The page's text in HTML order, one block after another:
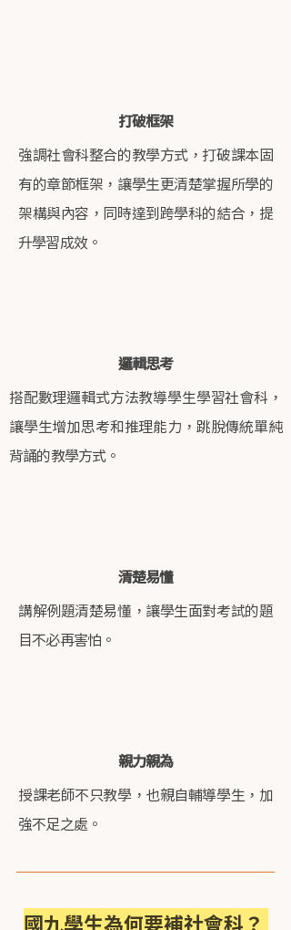
打破框架
強調社會科整合的教學方式，打破課本固
有的章節框架，讓學生更清楚掌握所學的
架構與內容，同時達到跨學科的結合，提
升學習成效。
邏輯思考
搭配數理邏輯式方法教導學生學習社會科，
讓學生增加思考和推理能力，跳脫傳統單純
背誦的教學方式。
清楚易懂
講解例題清楚易懂，讓學生面對考試的題
目不必再害怕。
親力親為
授課老師不只教學，也親自輔導學生，加
強不足之處。
國九學生為何要補社會科？